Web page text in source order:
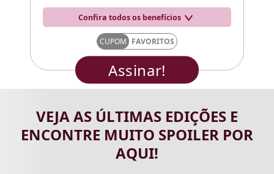
Confira todos os benefícios
CUPOM FAVORITOS
Assinar!
VEJA AS ÚLTIMAS EDIÇÕES E
ENCONTRE MUITO SPOILER POR
AQUI!